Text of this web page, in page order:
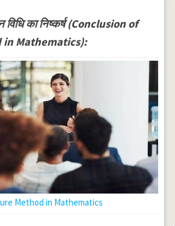
विधि का निष्कर्ष (Conclusion of
in Mathematics):
Method in Mathematics